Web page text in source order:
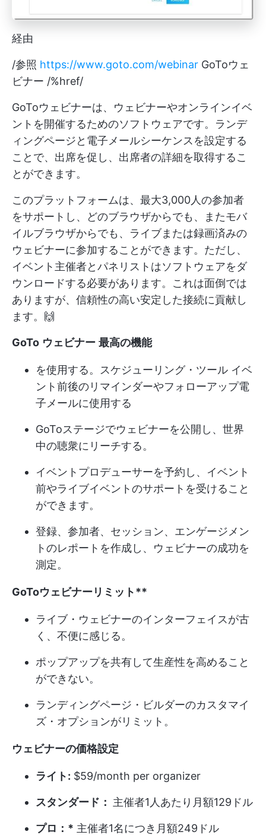
経由
/参照 https://www.goto.com/webinar GoToウェ
ビナー /%href/
GoToウェビナーは、ウェビナーやオンラインイベ
ントを開催するためのソフトウェアです。ランデ
ィングページと電子メールシーケンスを設定する
ことで、出席を促し、出席者の詳細を取得するこ
とができます。
このプラットフォームは、最大3,000人の参加者
をサポートし、どのブラウザからでも、またモバ
イルブラウザからでも、ライブまたは録画済みの
ウェビナーに参加することができます。ただし、
イベント主催者とパネリストはソフトウェアをダ
ウンロードする必要があります。これは面倒では
ありますが、信頼性の高い安定した接続に貢献し
ます。🙌
GoTo ウェビナー 最高の機能
を使用する。 スケジューリング・ツール イベ
ント前後のリマインダーやフォローアップ電
子メールに使用する
GoToステージでウェビナーを公開し、世界
中の聴衆にリーチする。
イベントプロデューサーを予約し、イベント
前やライブイベントのサポートを受けること
ができます。
登録、参加者、セッション、エンゲージメン
トのレポートを作成し、ウェビナーの成功を
測定。
GoToウェビナーリミット**
ライブ・ウェビナーのインターフェイスが古
く、不便に感じる。
ポップアップを共有して生産性を高めること
ができない。
ランディングページ・ビルダーのカスタマイ
ズ・オプションがリミット。
ウェビナーの価格設定
ライト: $59/month per organizer
スタンダード： 主催者1人あたり月額129ドル
プロ：* 主催者1名につき月額249ドル